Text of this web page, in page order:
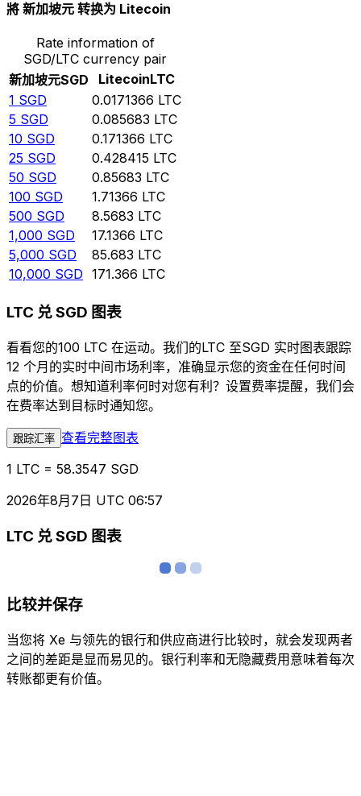
將 新加坡元 转换为 Litecoin
Rate information of
SGD/LTC currency pair
新加坡元SGD LitecoinLTC
1 SGD 0.0171366 LTC
5 SGD 0.085683 LTC
10 SGD 0.171366 LTC
25 SGD 0.428415 LTC
50 SGD 0.85683 LTC
100 SGD 1.71366 LTC
500 SGD 8.5683 LTC
1,000 SGD 17.1366 LTC
5,000 SGD 85.683 LTC
10,000 SGD 171.366 LTC
LTC 兑 SGD 图表
看看您的100 LTC 在运动。我们的LTC 至SGD 实时图表跟踪
12 个月的实时中间市场利率，准确显示您的资金在任何时间
点的价值。想知道利率何时对您有利？设置费率提醒，我们会
在费率达到目标时通知您。
跟踪汇率 查看完整图表
1 LTC = 58.3547 SGD
2026年8月7日 UTC 06:57
LTC 兑 SGD 图表
比较并保存
当您将 Xe 与领先的银行和供应商进行比较时，就会发现两者
之间的差距是显而易见的。银行利率和无隐藏费用意味着每次
转账都更有价值。